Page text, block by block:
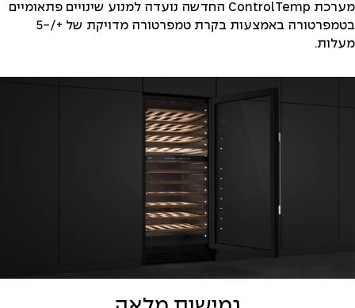
מערכת ControlTemp החדשה נועדה למנוע שינויים פתאומיים
בטמפרטורה באמצעות בקרת טמפרטורה מדויקת של +/-5
מעלות.